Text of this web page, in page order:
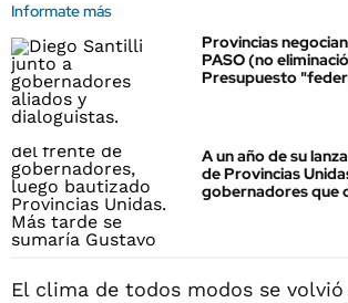
Informate más
Provincias
PASO (no
Presupuesto
A un año de su
de Provincias
gobernadores que
El clima de todos modos se